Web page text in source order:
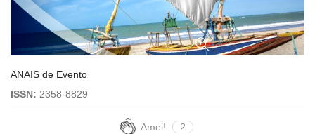
ANAIS de Evento
ISSN: 2358-8829
Amei! 2